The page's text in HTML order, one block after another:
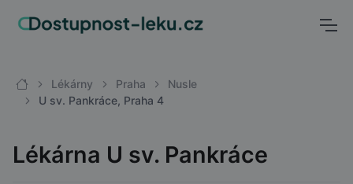
Lékárny Praha
Nusle
U sv. Pankráce, Praha 4
Lékárna U sv. Pankráce